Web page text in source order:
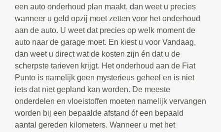
een auto onderhoud plan maakt, dan weet u precies
wanneer u geld opzij moet zetten voor het onderhoud
aan de auto. U weet dat precies op welk moment de
auto naar de garage moet. En kiest u voor Vandaag,
dan weet u direct wat de kosten zijn én dat u de
scherpste tarieven krijgt. Het onderhoud aan de Fiat
Punto is namelijk geen mysterieus geheel en is niet
iets dat niet gepland kan worden. De meeste
onderdelen en vloeistoffen moeten namelijk vervangen
worden bij een bepaalde afstand óf een bepaald
aantal gereden kilometers. Wanneer u met het